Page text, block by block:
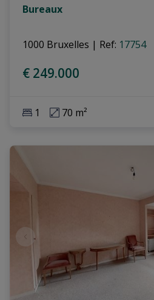
Bureaux
1000 Bruxelles | Ref: 17754
€ 249.000
1 70 m²